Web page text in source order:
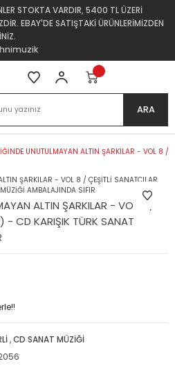
STOKTA VARDIR, 5400 TL ÜZERİ
EBAY'DE SATIŞTAKİ ÜRÜNLERİMİZDEN
ARA
UNUTULMAYAN ALTIN ŞARKILAR - VOL 8
ALTIN ŞARKILAR - VOL 8 /
- CD KARIŞIK TÜRK SANAT
,CD SANAT MÜZİĞİ